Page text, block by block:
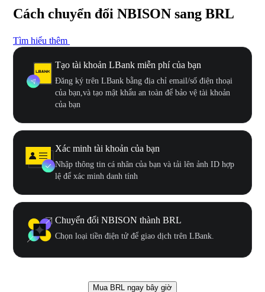
Cách chuyển đổi NBISON sang BRL
Tìm hiểu thêm
Tạo tài khoản LBank miễn phí của bạn
Đăng ký trên LBank bằng địa chỉ email/số điện thoại
của bạn,và tạo mật khẩu an toàn để bảo vệ tài khoản
của bạn
Xác minh tài khoản của bạn
Nhập thông tin cá nhân của bạn và tải lên ảnh ID hợp
lệ để xác minh danh tính
Chuyển đổi NBISON thành BRL
Chọn loại tiền điện tử để giao dịch trên LBank.
Mua BRL ngay bây giờ